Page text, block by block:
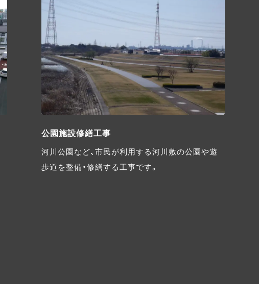
公園施設修繕工事
河川公園など、市民が利用する河川敷の公園や遊
歩道を整備・修繕する工事です。